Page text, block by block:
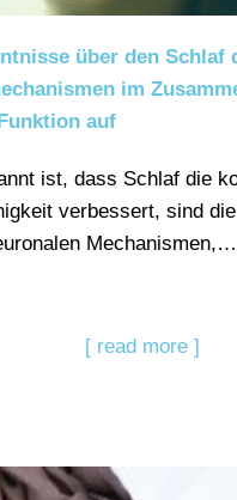
über den Schlaf
im
auf
ist, dass Schlaf die
verbessert, sind
Mechanismen,…
[ read more ]